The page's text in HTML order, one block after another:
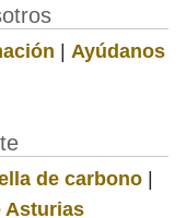
| Ayúdanos
de carbono|
Asturias